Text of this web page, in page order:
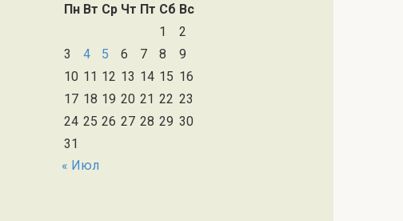
Пн Вт Ср Чт Пт Сб Вс
1
2
3
4 5 6 7 8
9
10 11 12 13 14 15 16
17 18 19 20 21 22 23
24 25 26 27 28 29 30
31
« Июл